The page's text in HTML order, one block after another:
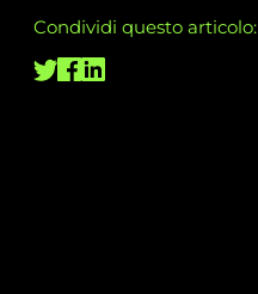
Condividi questo articolo: